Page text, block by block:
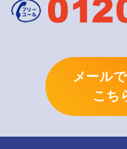
メール
こち